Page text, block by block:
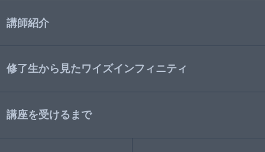
講師紹介
修了生から見たワイズインフィニティ
講座を受けるまで